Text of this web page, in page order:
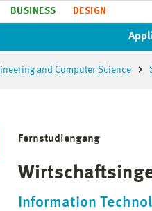
BUSINESS DESIGN
and Computer Science
Fernstudiengang
Information